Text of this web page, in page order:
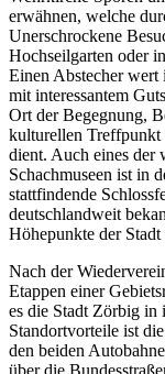
erwähnen, welche
Unerschrockene
Hochseilgarten oder
Einen Abstecher wert
mit interessantem
Ort der Begegnung,
kulturellen Treffpunkt
dient. Auch eines der
Schachmuseen ist in
stattfindende
deutschlandweit
Höhepunkte der
Nach der
Etappen einer
es die Stadt Zörbig in
Standortvorteile ist
den beiden
über die